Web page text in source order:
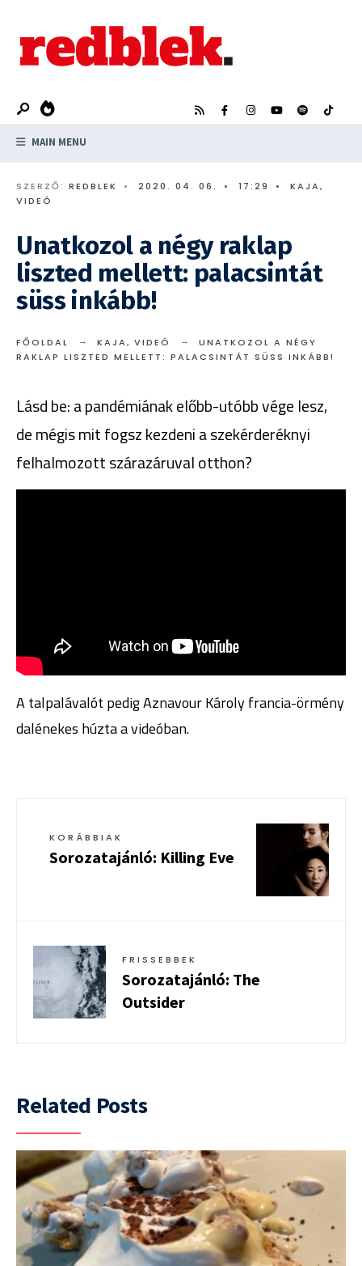
content
MAIN MENU
SZERZŐ: REDBLEK • 2020. 04. 06. • 17:29 • KAJA,
VIDEÓ
Unatkozol a négy raklap
liszted mellett: palacsintát
süss inkább!
FŐOLDAL KAJA, VIDEÓ
UNATKOZOL A NÉGY
RAKLAP LISZTED MELLETT: PALACSINTÁT SÜSS INKÁBB!
Lásd be: a pandémiának előbb-utóbb vége lesz,
de mégis mit fogsz kezdeni a szekérderéknyi
felhalmozott szárazáruval otthon?
A talpalávalót pedig Aznavour Károly francia-örmény
dalénekes húzta a videóban.
KORÁBBIAK
Sorozatajánló: Killing Eve
FRISSEBBEK
Sorozatajánló: The
Outsider
Related Posts